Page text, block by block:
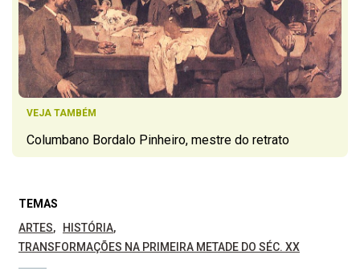
VEJA TAMBÉM
Columbano Bordalo Pinheiro, mestre do retrato
TEMAS
ARTES
HISTÓRIA
TRANSFORMAÇÕES NA PRIMEIRA METADE DO SÉC. XX